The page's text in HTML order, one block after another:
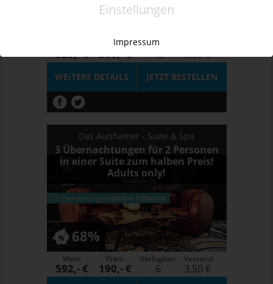
Einstellungen
Impressum
WEITERE DETAILS JETZTBESTELLEN
920,- €
Preis:
390,- €
Verfügbar:
12 3,50 €
Das Aunhamer - Suite & Spa
3 Übernachtungen für 2 Personen
in einer Suite zum halben Preis!
Adults only!
68%
Wert:
592,- €
Preis:
190,- €
Verfügbar:
6
Versand:
3,50 €